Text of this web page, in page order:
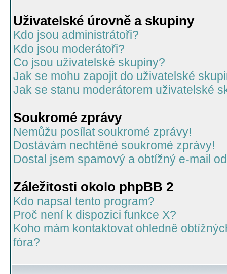
Uživatelské úrovně a skupiny
Kdo jsou administrátoři?
Kdo jsou moderátoři?
Co jsou uživatelské skupiny?
Jak se mohu zapojit do uživatelské
Jak se stanu moderátorem uživatelské
Soukromé zprávy
Nemůžu posílat soukromé zprávy!
Dostávám nechtěné soukromé zprávy!
Dostal jsem spamový a obtížný e-mail
Záležitosti okolo phpBB 2
Kdo napsal tento program?
Proč není k dispozici funkce X?
Koho mám kontaktovat ohledně
fóra?